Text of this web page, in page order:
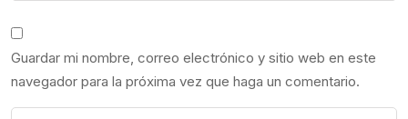
Guardar mi nombre, correo electrónico y sitio web en este
navegador para la próxima vez que haga un comentario.